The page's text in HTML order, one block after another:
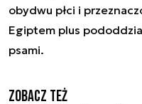
obydwu płci i
Egiptem plus
psami.
Zobacz też